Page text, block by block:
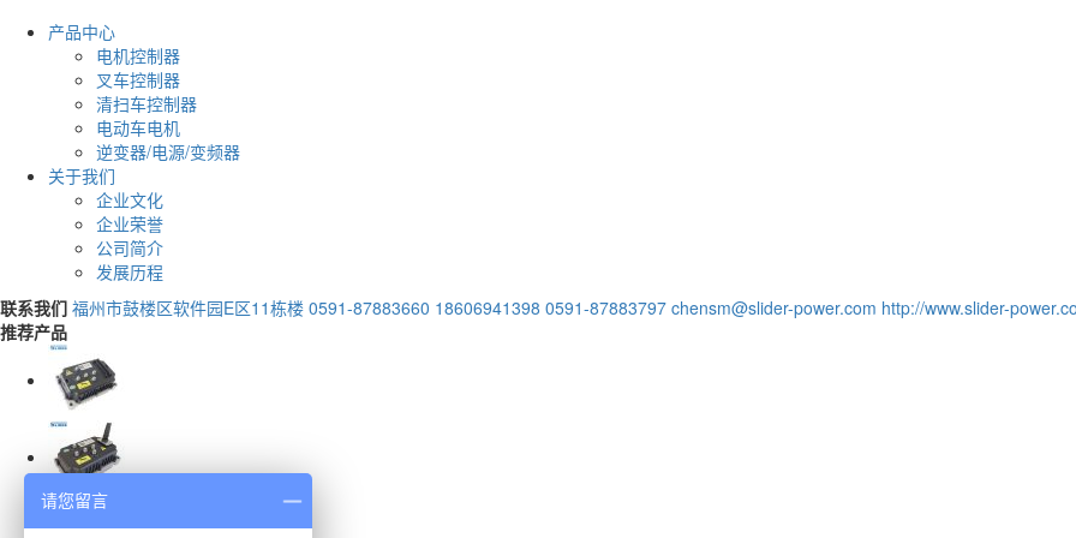
产品中心
电机控制器
叉车控制器
清扫车控制器
电动车电机
逆变器/电源/变频器
关于我们
企业文化
企业荣誉
公司简介
发展历程
联系我们 福州市鼓楼区软件园E区11栋楼 0591-87883660 18606941398 0591-87883797 chensm@slider-power.com http://www.slider-
推荐产品
请您留言